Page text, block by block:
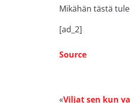
Mikähän tästä
[ad_2]
Source
Viljat sen kun